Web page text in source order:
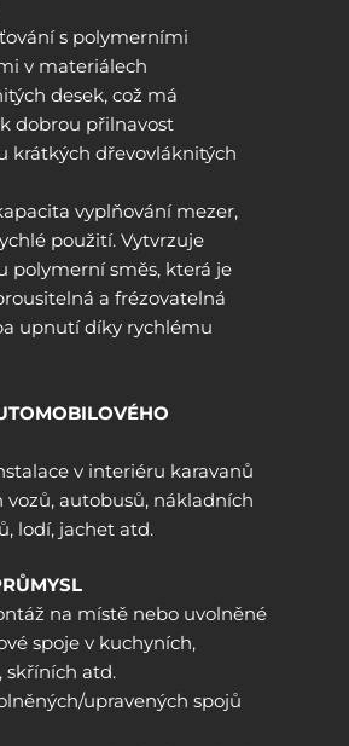
s polymerními
v materiálech
desek, což má
dobrou přilnavost
krátkých dřevovláknitých
vyplňování mezer,
použití. Vytvrzuje
polymerní směs, která je
a frézovatelná
upnutí díky rychlému
v interiéru karavanů
vozů, autobusů, nákladních
lodí, jachet atd.
na místě nebo uvolněné
spoje v kuchyních,
skříních atd.
upravených spojů